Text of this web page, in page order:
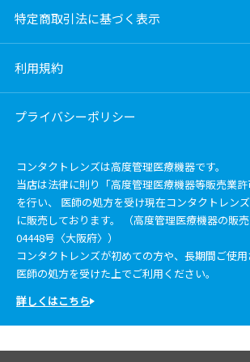
特定商取引法に基づく表示
利用規約
プライバシーポリシー
コンタクトレンズは高度管理医療機器です。
当店は法律に則り「高度管理医療機器等販売業
を行い、 医師の処方を受け現在コンタクトレン
に販売しております。 （高度管理医療機器の販
04448号〈大阪府〉）
コンタクトレンズが初めての方や、長期間ご使用
医師の処方を受けた上でご利用ください。
詳しくはこちら